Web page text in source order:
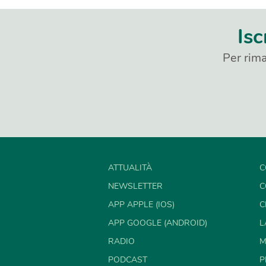
Per
ATTUALITÀ
NEWSLETTER
APP APPLE (IOS)
APP GOOGLE (ANDROID)
RADIO
PODCAST